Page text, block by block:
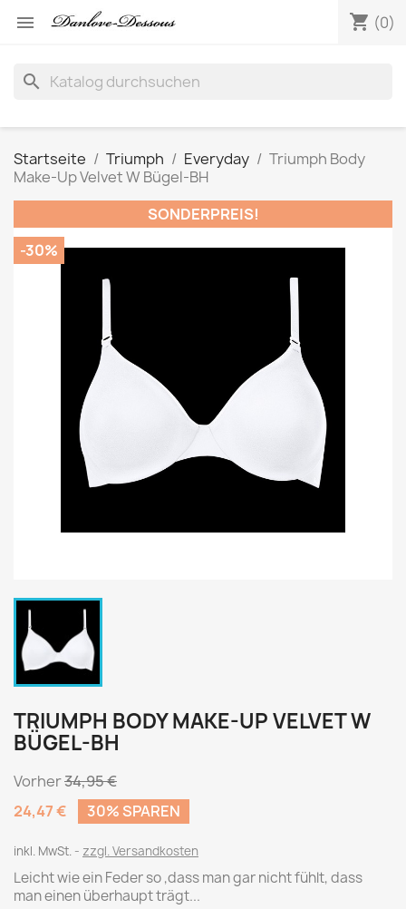
 shopping_cart (0)
search
Startseite Triumph Everyday
Triumph Body
Make-Up Velvet W Bügel-BH
SONDERPREIS!
-30%
TRIUMPH BODY MAKE-UP VELVET W
BÜGEL-BH
Vorher34,95 €
24,47 €
30% SPAREN
inkl. MwSt. zzgl. Versandkosten
Leicht wie ein Feder so ,dass man gar nicht fühlt, dass
man einen überhaupt trägt...